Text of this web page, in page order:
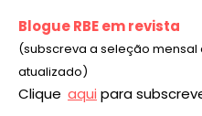
Blogue RBE em revista
(subscreva a seleção
atualizado)
Clique aqui para